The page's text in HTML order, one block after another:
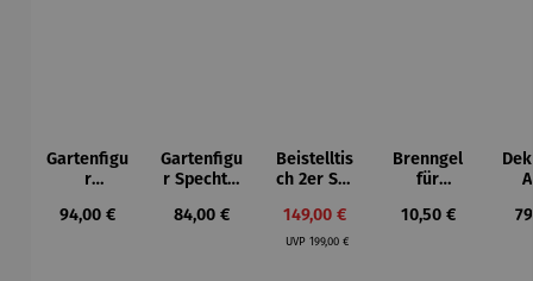
Gartenfigu
r
t Vogel -
Regulärer Preis:
94,00 €
Gartenfigu
r Specht -
Bhire
Regulärer Preis:
84,00 €
Beistelltis
ch 2er Set
Verkaufspreis:
149,00 €
UVP Regulärer Preis:
199,00 €
Brenngel
für
elle -
Regulärer Preis:
10,50 €